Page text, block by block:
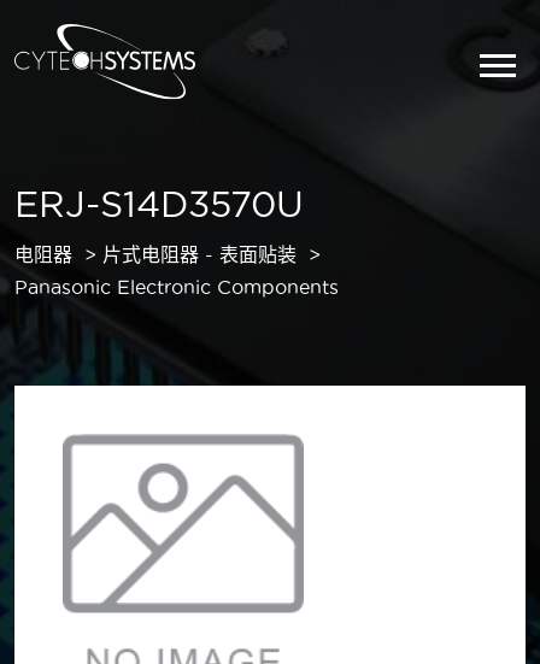
ERJ-S14D3570U
电阻器
片式电阻器 - 表面贴装
Panasonic Electronic Components